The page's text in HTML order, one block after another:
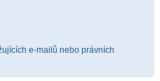
e-mailů nebo právních